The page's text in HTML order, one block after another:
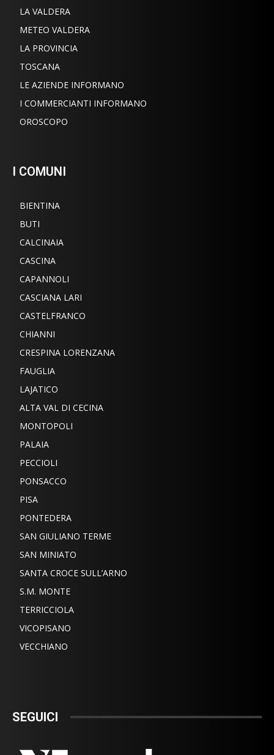
LA VALDERA
METEO VALDERA
LA PROVINCIA
TOSCANA
LE AZIENDE INFORMANO
I COMMERCIANTI INFORMANO
OROSCOPO
I COMUNI
BIENTINA
BUTI
CALCINAIA
CASCINA
CAPANNOLI
CASCIANA LARI
CASTELFRANCO
CHIANNI
CRESPINA LORENZANA
FAUGLIA
LAJATICO
ALTA VAL DI CECINA
MONTOPOLI
PALAIA
PECCIOLI
PONSACCO
PISA
PONTEDERA
SAN GIULIANO TERME
SAN MINIATO
SANTA CROCE SULL’ARNO
S.M. MONTE
TERRICCIOLA
VICOPISANO
VECCHIANO
SEGUICI